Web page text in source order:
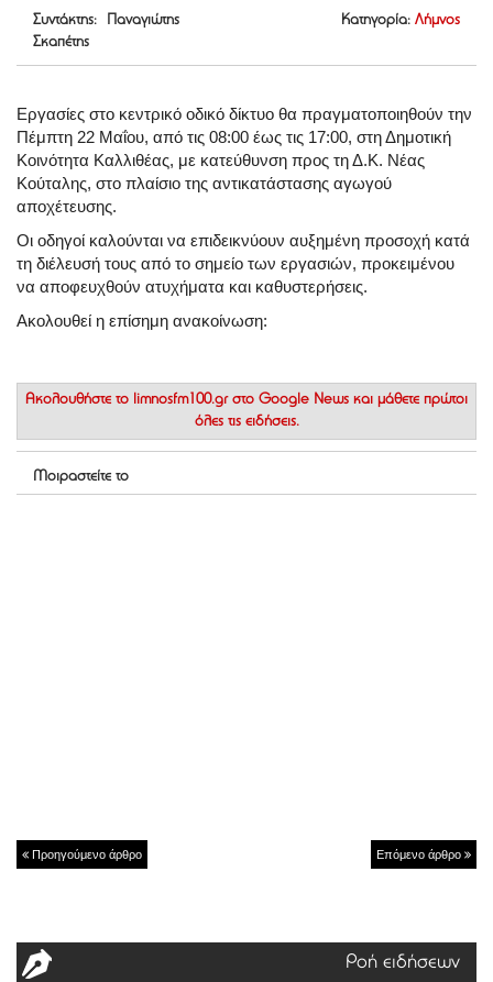
Συντάκτης: Παναγιώτης
Σκαπέτης
Κατηγορία: Λήμνος
Εργασίες στο κεντρικό οδικό δίκτυο θα πραγματοποιηθούν την
Πέμπτη 22 Μαΐου, από τις 08:00 έως τις 17:00, στη Δημοτική
Κοινότητα Καλλιθέας, με κατεύθυνση προς τη Δ.Κ. Νέας
Κούταλης, στο πλαίσιο της αντικατάστασης αγωγού
αποχέτευσης.
Οι οδηγοί καλούνται να επιδεικνύουν αυξημένη προσοχή κατά
τη διέλευσή τους από το σημείο των εργασιών, προκειμένου
να αποφευχθούν ατυχήματα και καθυστερήσεις.
Ακολουθεί η επίσημη ανακοίνωση:
Ακολουθήστε το limnosfm100.gr στο Google News και μάθετε πρώτοι
όλες τις ειδήσεις.
Μοιραστείτε το
Προηγούμενο άρθρο Επόμενο άρθρο
Ροή ειδήσεων